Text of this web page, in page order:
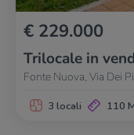
€ 229.000
Trilocale in
Fonte Nuova, Via Dei
3 locali 110